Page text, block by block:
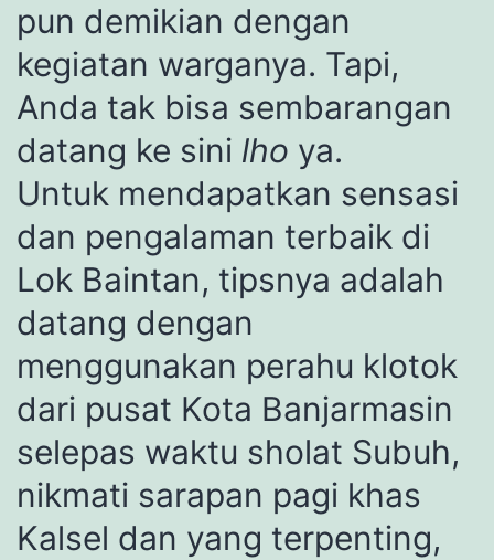
pun demikian dengan
kegiatan warganya. Tapi,
Anda tak bisa sembarangan
datang ke sini lho ya.
Untuk mendapatkan sensasi
dan pengalaman terbaik di
Lok Baintan, tipsnya adalah
datang dengan
menggunakan perahu klotok
dari pusat Kota Banjarmasin
selepas waktu sholat Subuh,
nikmati sarapan pagi khas
Kalsel dan yang terpenting,